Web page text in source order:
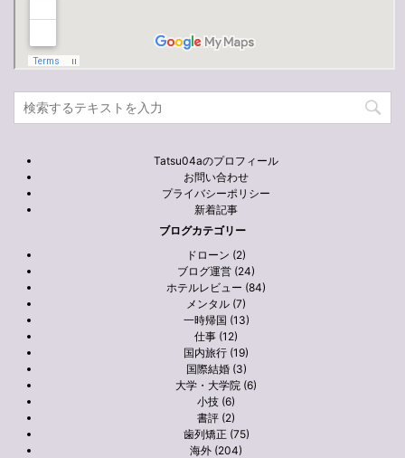
Tatsu04aのプロフィール
お問い合わせ
プライバシーポリシー
新着記事
ブログカテゴリー
ドローン (2)
ブログ運営 (24)
ホテルレビュー (84)
メンタル (7)
一時帰国 (13)
仕事 (12)
国内旅行 (19)
国際結婚 (3)
大学・大学院 (6)
小技 (6)
書評 (2)
歯列矯正 (75)
海外 (204)